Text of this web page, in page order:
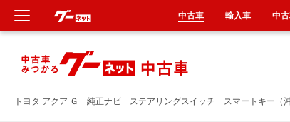
トヨタ アクア Ｇ 純正ナビ ステアリングスイッチ スマートキー（
中古車 輸入車 中
新車
中古車